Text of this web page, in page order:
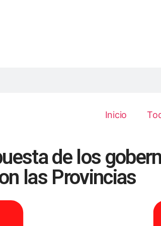
Inicio
de los
las Provincias